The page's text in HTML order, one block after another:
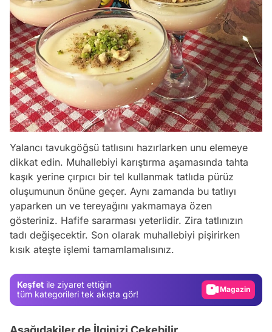
Yalancı tavukgöğsü tatlısını hazırlarken unu elemeye
dikkat edin. Muhallebiyi karıştırma aşamasında tahta
kaşık yerine çırpıcı bir tel kullanmak tatlıda pürüz
oluşumunun önüne geçer. Aynı zamanda bu tatlıyı
yaparken un ve tereyağını yakmamaya özen
gösteriniz. Hafife sararması yeterlidir. Zira tatlınızın
tadı değişecektir. Son olarak muhallebiyi pişirirken
kısık ateşte işlemi tamamlamalısınız.
Keşfet ile ziyaret ettiğin
tüm kategorileri tek akışta gör!
Magazin